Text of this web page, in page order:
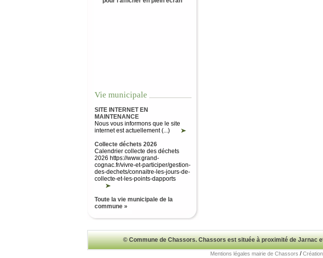
Vie municipale
SITE INTERNET EN
MAINTENANCE
Nous vous informons que le site
internet est actuellement (...)
Collecte déchets 2026
Calendrier collecte des déchets
2026 https://www.grand-
cognac.fr/vivre-et-participer/gestion-
des-dechets/connaitre-les-jours-de-
collecte-et-les-points-dapports
Toute la vie municipale de la
commune »
© Commune de Chassors. Chassors est située à proximité de Jarnac
Mentions légales mairie de Chassors /